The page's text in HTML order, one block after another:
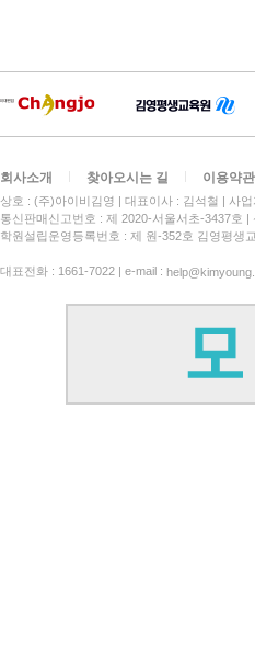
회사소개 찾아오시는 길 이용약관
상호 : (주)아이비김영 대표이사 : 김석철 사
통신판매신고번호 : 제 2020-서울서초-3437호
학원설립운영등록번호 : 제 원-352호 김영평생
대표전화 : 1661-7022 | e-mail :